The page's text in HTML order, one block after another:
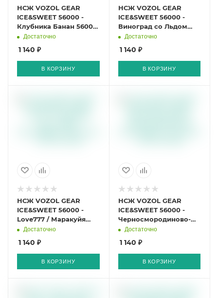
НСЖ VOZOL GEAR
ICE&SWEET 56000 -
Клубника Банан 56000
затяжек
Достаточно
1 140 ₽
В КОРЗИНУ
НСЖ VOZOL GEAR
ICE&SWEET 56000 -
Виноград со Льдом
56000 затяжек
Достаточно
1 140 ₽
В КОРЗИНУ
НСЖ VOZOL GEAR
ICE&SWEET 56000 -
Love777 / Маракуйя
Дыня Арбуз 56000
Достаточно
1 140 ₽
В КОРЗИНУ
НСЖ VOZOL GEAR
ICE&SWEET 56000 -
Черносмородиново-
Малиновый Смузи
Достаточно
1 140 ₽
В КОРЗИНУ